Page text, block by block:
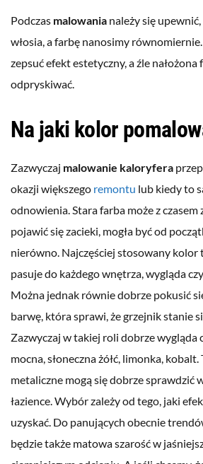
Podczas malowania należy się
włosia, a farbę nanosimy
zepsuć efekt estetyczny, a źle nałożona
odpryskiwać.
Na jaki kolor
Zazwyczaj malowanie kaloryfera
okazji większego remontu lub kiedy to
odnowienia. Stara farba może z czasem
pojawić się zacieki, mogła być od
nierówno. Najczęściej stosowany kolor
pasuje do każdego wnętrza, wygląda
Można jednak równie dobrze pokusić
barwę, która sprawi, że grzejnik stanie
Zazwyczaj w takiej roli dobrze wygląda
mocna, słoneczna żółć, limonka, kobalt.
metaliczne mogą się dobrze sprawdzić
łazience. Wybór zależy od tego, jaki
uzyskać. Do panujących obecnie
będzie także matowa szarość w